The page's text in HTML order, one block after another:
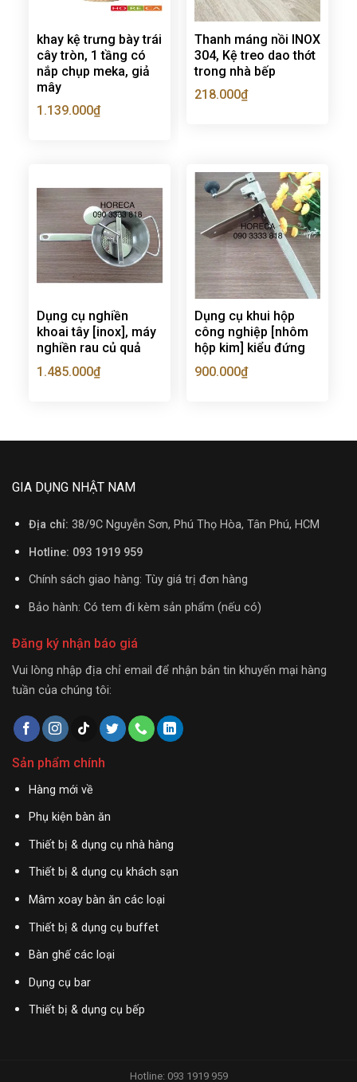
khay kệ trưng bày trái
cây tròn, 1 tầng có
nắp chụp meka, giả
mây
1.139.000₫
Thanh máng nồi INOX
304, Kệ treo dao thớt
trong nhà bếp
218.000₫
Dụng cụ nghiền
khoai tây [inox], máy
nghiền rau củ quả
1.485.000₫
Dụng cụ khui hộp
công nghiệp [nhôm
hộp kim] kiểu đứng
900.000₫
GIA DỤNG NHẬT NAM
Địa chỉ: 38/9C Nguyễn Sơn, Phú Thọ Hòa, Tân Phú, HCM
Hotline: 093 1919 959
Chính sách giao hàng: Tùy giá trị đơn hàng
Bảo hành: Có tem đi kèm sản phẩm (nếu có)
Đăng ký nhận báo giá
Vui lòng nhập địa chỉ email để nhận bản tin khuyến mại hàng
tuần của chúng tôi:
Sản phẩm chính
Hàng mới về
Phụ kiện bàn ăn
Thiết bị & dụng cụ nhà hàng
Thiết bị & dụng cụ khách sạn
Mâm xoay bàn ăn các loại
Thiết bị & dụng cụ buffet
Bàn ghế các loại
Dụng cụ bar
Thiết bị & dụng cụ bếp
Hotline: 093 1919 959